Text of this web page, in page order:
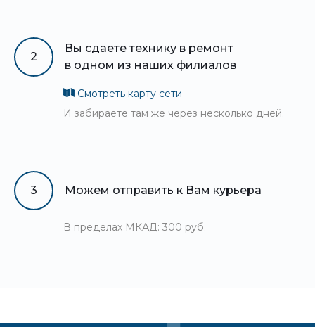
2
Вы сдаете технику в ремонт
в одном из наших филиалов
Смотреть карту сети
И забираете там же через несколько дней.
3 Можем отправить к Вам курьера
В пределах МКАД: 300 руб.